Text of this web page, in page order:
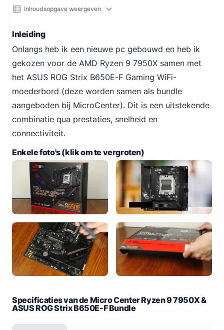
Inhoudsopgave weergeven
Inleiding
Onlangs heb ik een nieuwe pc gebouwd en heb ik
gekozen voor de AMD Ryzen 9 7950X samen met
het ASUS ROG Strix B650E-F Gaming WiFi-
moederbord (deze worden samen als bundle
aangeboden bij MicroCenter). Dit is een uitstekende
combinatie qua prestaties, snelheid en
connectiviteit.
Enkele foto's (klik om te vergroten)
Specificaties van de Micro Center Ryzen 9 7950X &
ASUS ROG Strix B650E-F Bundle